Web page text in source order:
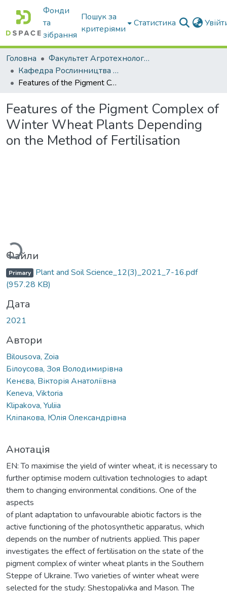
Фонди
та
зібрання
Пошук за
критеріями
Статистика
Головна
Факультет Агротехнологій та екології
Кафедра Рослинництва та садівництва ім. професора В.В. Калитки
Features of the Pigment Complex of Winter Wheat Plants Depending on the Method of Fertilisation
Features of the Pigment Complex of
Winter Wheat Plants Depending
on the Method of Fertilisation
Вантажиться...
Файли
Primary Plant and Soil Science_12(3)_2021_7-16.pdf
(957.28 KB)
Дата
2021
Автори
Bilousova, Zoia
Білоусова, Зоя Володимирівна
Кенєва, Вікторія Анатоліївна
Keneva, Viktoria
Klipakova, Yuliia
Кліпакова, Юлія Олександрівна
Анотація
EN: To maximise the yield of winter wheat, it is necessary to
further optimise modern cultivation technologies to adapt
them to changing environmental conditions. One of the
aspects
of plant adaptation to unfavourable abiotic factors is the
active functioning of the photosynthetic apparatus, which
depends on the number of nutrients applied. This paper
investigates the effect of fertilisation on the state of the
pigment complex of winter wheat plants in the Southern
Steppe of Ukraine. Two varieties of winter wheat were
selected for the study: Shestopalivka and Mason. The